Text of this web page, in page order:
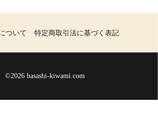
ついて 特定商取引法に基づく表記
©2026 basashi-kiwami.com